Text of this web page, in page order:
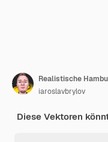
Realistische
iaroslavbrylov
Diese Vektoren